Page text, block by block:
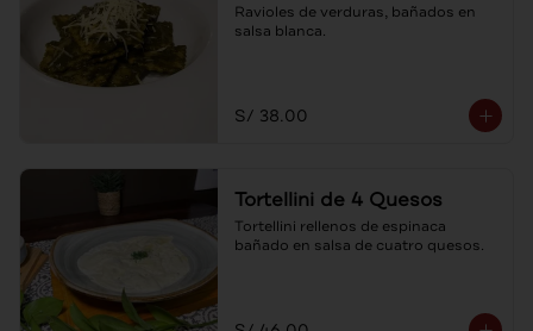
Ravioles de verduras, bañados en
salsa blanca.
S/ 38.00
Tortellini de 4 Quesos
Tortellini rellenos de espinaca
bañado en salsa de cuatro quesos.